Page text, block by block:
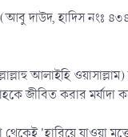
দাউদ, হাদিস নংঃ
আলাইহি
জীবিত করার
থেকেই 'হারিয়ে